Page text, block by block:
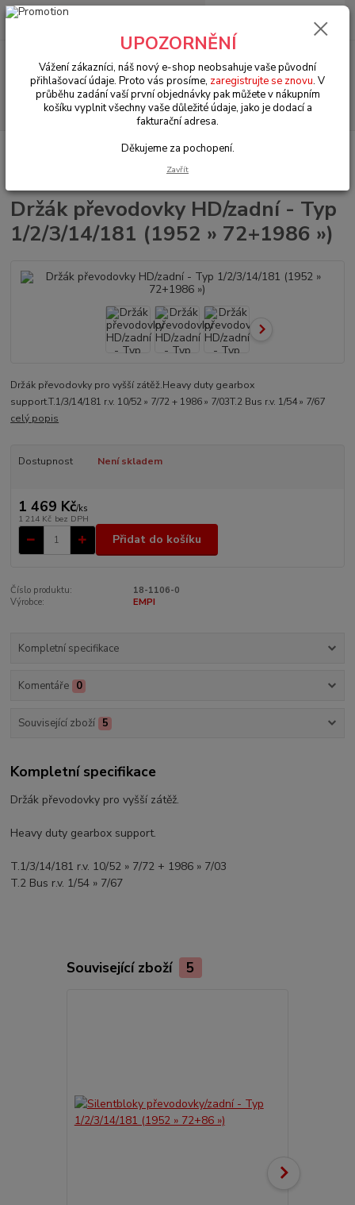
Menu
Hledat
+420 602 330 329
0 Kč
VW Brouk Typ 1 (1938 » 03) Šasi (Chassis)
Držák převodovky HD/zadní - Typ
1/2/3/14/181 (1952 » 72+1986 »)
Držák převodovky pro vyšší zátěž.Heavy duty gearbox
support.T.1/3/14/181 r.v. 10/52 » 7/72 + 1986 » 7/03T.2 Bus r.v. 1/54 » 7/67
celý popis
Dostupnost Není skladem
1 469 Kč/ks
1 214 Kč bez DPH
Přidat do košíku
Číslo produktu:
18-1106-0
Výrobce:
EMPI
Kompletní specifikace
Komentáře 0
Související zboží 5
Kompletní specifikace
Držák převodovky pro vyšší zátěž.
Heavy duty gearbox support.
T.1/3/14/181 r.v. 10/52 » 7/72 + 1986 » 7/03
T.2 Bus r.v. 1/54 » 7/67
Související zboží 5
UPOZORNĚNÍ
Vážení zákazníci, náš nový e-shop neobsahuje vaše původní
přihlašovací údaje. Proto vás prosíme, zaregistrujte se znovu. V
průběhu zadání vaší první objednávky pak můžete v nákupním
košíku vyplnit všechny vaše důležité údaje, jako je dodací a
fakturační adresa.
Děkujeme za pochopení.
Zavřít